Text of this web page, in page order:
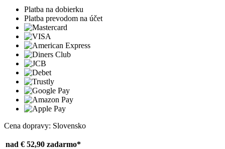
Platba na dobierku
Platba prevodom na účet
Cena dopravy: Slovensko
nad € 52,90 zadarmo*